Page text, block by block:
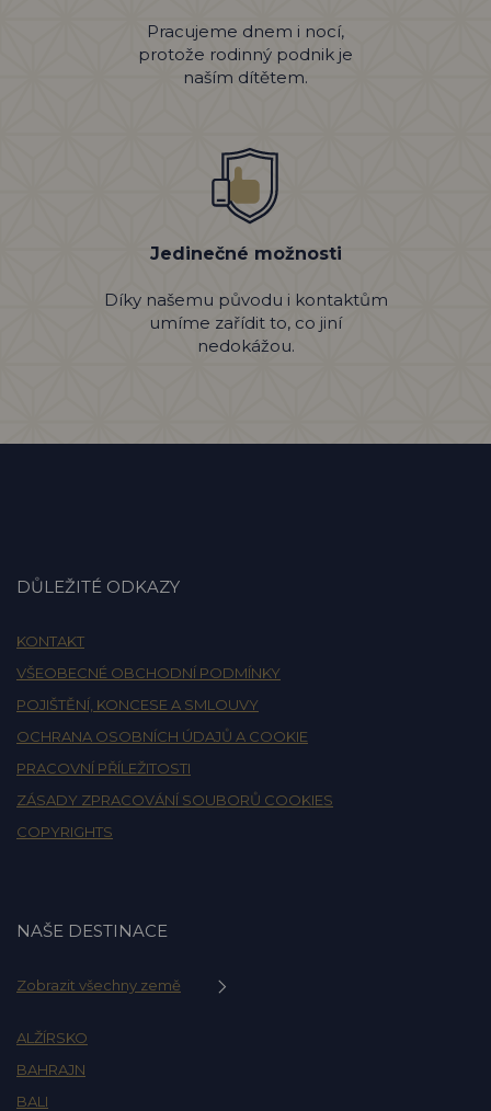
Pracujeme dnem i nocí,
protože rodinný podnik je
naším dítětem.
Jedinečné možnosti
Díky našemu původu i kontaktům
umíme zařídit to, co jiní
nedokážou.
DŮLEŽITÉ ODKAZY
KONTAKT
VŠEOBECNÉ OBCHODNÍ PODMÍNKY
POJIŠTĚNÍ, KONCESE A SMLOUVY
OCHRANA OSOBNÍCH ÚDAJŮ A COOKIE
PRACOVNÍ PŘÍLEŽITOSTI
ZÁSADY ZPRACOVÁNÍ SOUBORŮ COOKIES
COPYRIGHTS
NAŠE DESTINACE
Zobrazit všechny země
ALŽÍRSKO
BAHRAJN
BALI